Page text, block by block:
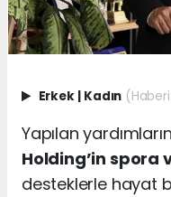
Erkek Kadın
Yapılan
Holding’in spora
desteklerle hayat